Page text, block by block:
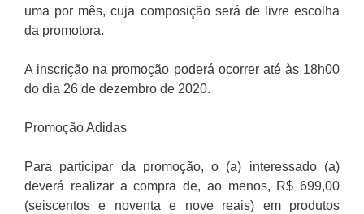
uma por mês, cuja composição será de livre escolha
da promotora.
A inscrição na promoção poderá ocorrer até às 18h00
do dia 26 de dezembro de 2020.
Promoção Adidas
Para participar da promoção, o (a) interessado (a)
deverá realizar a compra de, ao menos, R$ 699,00
(seiscentos e noventa e nove reais) em produtos